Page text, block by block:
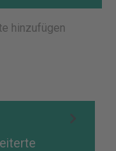
hinzufügen